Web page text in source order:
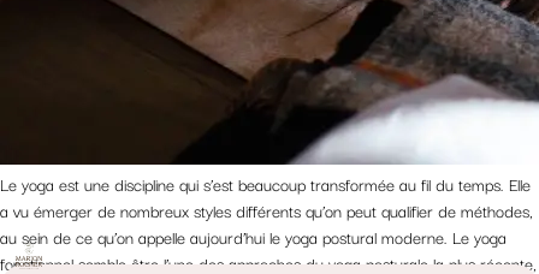
Le yoga est une discipline qui s’est beaucoup transformée au fil du temps. Elle
a vu émerger de nombreux styles différents qu’on peut qualifier de méthodes,
au sein de ce qu’on appelle aujourd’hui le yoga postural moderne. Le yoga
fonctionnel semble être l’une des approches du yoga posturale la plus récente,